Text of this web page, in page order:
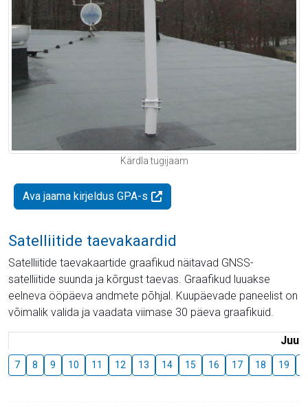
Kärdla tugijaam
Ava jaama kirjeldus GPA-s
Satelliitide taevakaardid
Satelliitide taevakaartide graafikud näitavad GNSS-
satelliitide suunda ja kõrgust taevas. Graafikud luuakse
eelneva ööpäeva andmete põhjal. Kuupäevade paneelist on
võimalik valida ja vaadata viimase 30 päeva graafikuid.
Juuli
7 8 9 10 11 12 13 14 15 16 17 18 19